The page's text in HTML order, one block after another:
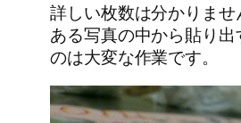
詳しい枚数は分かりませ
ある写真の中から貼り
のは大変な作業です。